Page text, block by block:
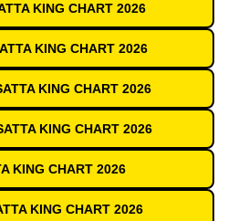
KING CHART 2026
KING CHART 2026
KING CHART 2026
KING CHART 2026
KING CHART 2026
KING CHART 2026